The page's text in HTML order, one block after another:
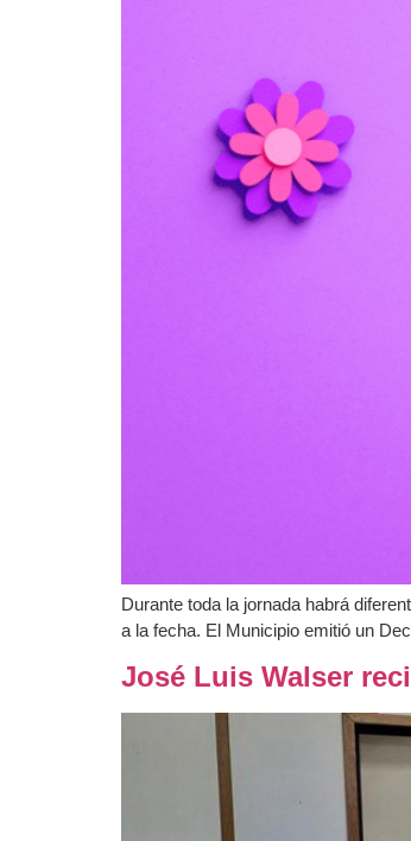
Durante toda la jornada habrá
a la fecha. El Municipio emitió un
José Luis Walser